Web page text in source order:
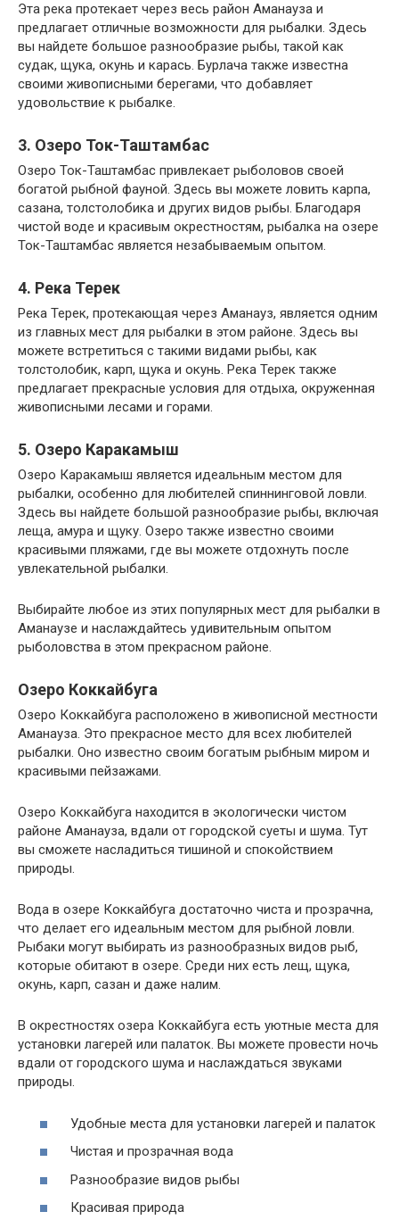
Эта река протекает через весь район Аманауза и
предлагает отличные возможности для рыбалки. Здесь
вы найдете большое разнообразие рыбы, такой как
судак, щука, окунь и карась. Бурлача также известна
своими живописными берегами, что добавляет
удовольствие к рыбалке.
3. Озеро Ток-Таштамбас
Озеро Ток-Таштамбас привлекает рыболовов своей
богатой рыбной фауной. Здесь вы можете ловить карпа,
сазана, толстолобика и других видов рыбы. Благодаря
чистой воде и красивым окрестностям, рыбалка на озере
Ток-Таштамбас является незабываемым опытом.
4. Река Терек
Река Терек, протекающая через Аманауз, является одним
из главных мест для рыбалки в этом районе. Здесь вы
можете встретиться с такими видами рыбы, как
толстолобик, карп, щука и окунь. Река Терек также
предлагает прекрасные условия для отдыха, окруженная
живописными лесами и горами.
5. Озеро Каракамыш
Озеро Каракамыш является идеальным местом для
рыбалки, особенно для любителей спиннинговой ловли.
Здесь вы найдете большой разнообразие рыбы, включая
леща, амура и щуку. Озеро также известно своими
красивыми пляжами, где вы можете отдохнуть после
увлекательной рыбалки.
Выбирайте любое из этих популярных мест для рыбалки в
Аманаузе и наслаждайтесь удивительным опытом
рыболовства в этом прекрасном районе.
Озеро Коккайбуга
Озеро Коккайбуга расположено в живописной местности
Аманауза. Это прекрасное место для всех любителей
рыбалки. Оно известно своим богатым рыбным миром и
красивыми пейзажами.
Озеро Коккайбуга находится в экологически чистом
районе Аманауза, вдали от городской суеты и шума. Тут
вы сможете насладиться тишиной и спокойствием
природы.
Вода в озере Коккайбуга достаточно чиста и прозрачна,
что делает его идеальным местом для рыбной ловли.
Рыбаки могут выбирать из разнообразных видов рыб,
которые обитают в озере. Среди них есть лещ, щука,
окунь, карп, сазан и даже налим.
В окрестностях озера Коккайбуга есть уютные места для
установки лагерей или палаток. Вы можете провести ночь
вдали от городского шума и наслаждаться звуками
природы.
Удобные места для установки лагерей и палаток
Чистая и прозрачная вода
Разнообразие видов рыбы
Красивая природа